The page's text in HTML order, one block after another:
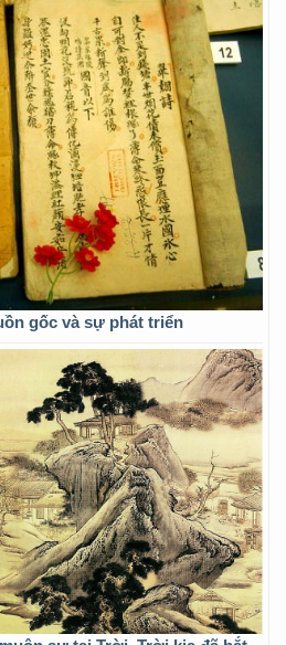
gốc và sự phát triển